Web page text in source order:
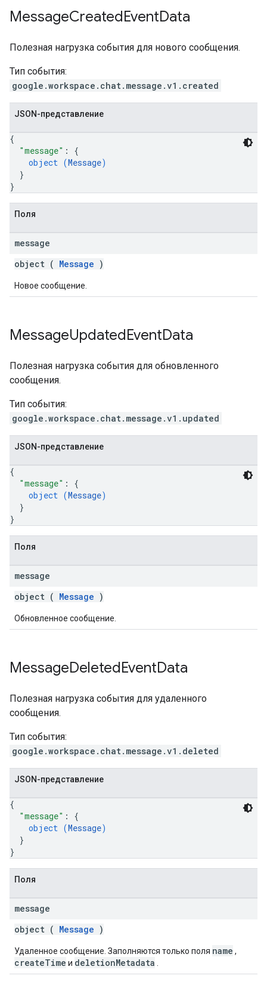
MessageCreatedEventData
Полезная нагрузка события для нового сообщения.
Тип события:
google.workspace.chat.message.v1.created
JSON-представление
{
"message" : {
object (Message)
}
}
Поля
message
object ( Message )
Новое сообщение.
MessageUpdatedEventData
Полезная нагрузка события для обновленного
сообщения.
Тип события:
google.workspace.chat.message.v1.updated
JSON-представление
{
"message" : {
object (Message)
}
}
Поля
message
object ( Message )
Обновленное сообщение.
MessageDeletedEventData
Полезная нагрузка события для удаленного
сообщения.
Тип события:
google.workspace.chat.message.v1.deleted
JSON-представление
{
"message" : {
object (Message)
}
}
Поля
message
object ( Message )
Удаленное сообщение. Заполняются только поля name ,
createTime и deletionMetadata